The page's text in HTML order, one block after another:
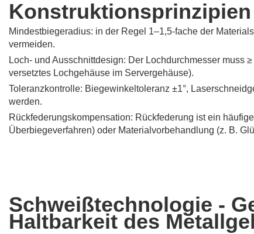
Mindestbiegeradius: in der Regel 1–1,5-fache der
vermeiden.
Loch- und Ausschnittdesign: Der Lochdurchmesser muss
versetztes Lochgehäuse im Servergehäuse).
Toleranzkontrolle: Biegewinkeltoleranz ±1°,
werden.
Rückfederungskompensation: Rückfederung ist ein
Überbiegeverfahren) oder Materialvorbehandlung (z. B.
Schweißtechnologie -
Haltbarkeit des